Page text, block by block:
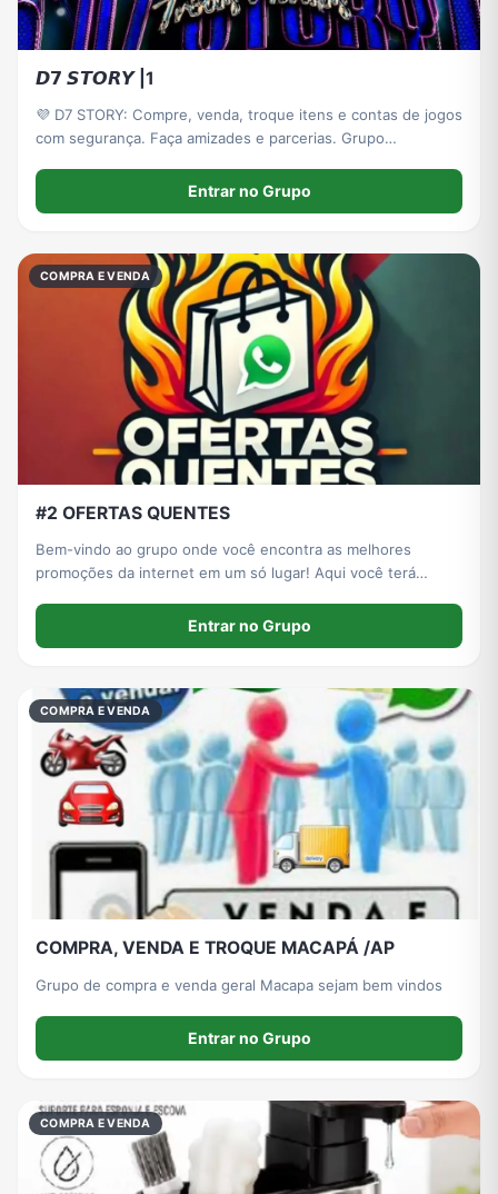
𝘿𝟳 𝙎𝙏𝙊𝙍𝙔 |1
💜 D7 STORY: Compre, venda, troque itens e contas de jogos
com segurança. Faça amizades e parcerias. Grupo
Entrar no Grupo
COMPRA E VENDA
#2 OFERTAS QUENTES
Bem-vindo ao grupo onde você encontra as melhores
promoções da internet em um só lugar! Aqui você terá
Eletrodomésticos, Mamãe e Bebê, Maquiagem com super
descontos e muito mais! Ofertas novas todos os dias
Entrar no Grupo
COMPRA E VENDA
COMPRA, VENDA E TROQUE MACAPÁ /AP
Grupo de compra e venda geral Macapa sejam bem vindos
Entrar no Grupo
COMPRA E VENDA